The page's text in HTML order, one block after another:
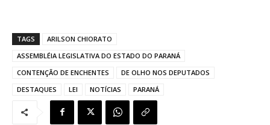
TAGS
ARILSON CHIORATO
ASSEMBLÉIA LEGISLATIVA DO ESTADO DO PARANÁ
CONTENÇÃO DE ENCHENTES
DE OLHO NOS DEPUTADOS
DESTAQUES
LEI NOTÍCIAS PARANÁ